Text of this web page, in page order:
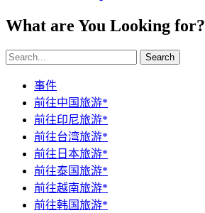
What are You Looking for?
Search
事件
前往中国旅游*
前往印尼旅游*
前往台湾旅游*
前往日本旅游*
前往泰国旅游*
前往越南旅游*
前往韩国旅游*